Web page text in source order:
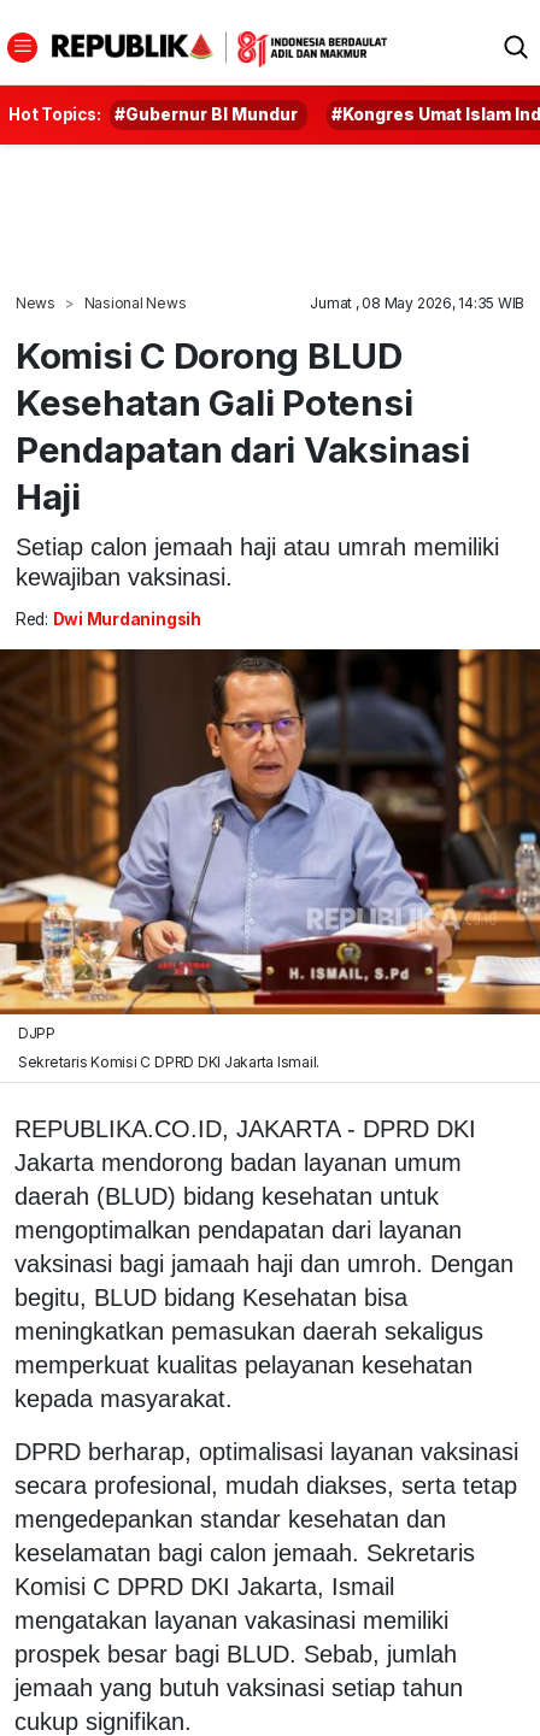
Hot Topics: #Gubernur BI Mundur #Kongres Umat Islam
News Nasional News Jumat , 08 May 2026, 14:35 WIB
Komisi C Dorong BLUD
Kesehatan Gali Potensi
Pendapatan dari Vaksinasi
Haji
Setiap calon jemaah haji atau umrah memiliki
kewajiban vaksinasi.
Red: Dwi Murdaningsih
DJPP
Sekretaris Komisi C DPRD DKI Jakarta Ismail.
REPUBLIKA.CO.ID, JAKARTA - DPRD DKI
Jakarta mendorong badan layanan umum
daerah (BLUD) bidang kesehatan untuk
mengoptimalkan pendapatan dari layanan
vaksinasi bagi jamaah haji dan umroh. Dengan
begitu, BLUD bidang Kesehatan bisa
meningkatkan pemasukan daerah sekaligus
memperkuat kualitas pelayanan kesehatan
kepada masyarakat.
DPRD berharap, optimalisasi layanan vaksinasi
secara profesional, mudah diakses, serta tetap
mengedepankan standar kesehatan dan
keselamatan bagi calon jemaah. Sekretaris
Komisi C DPRD DKI Jakarta, Ismail
mengatakan layanan vakasinasi memiliki
prospek besar bagi BLUD. Sebab, jumlah
jemaah yang butuh vaksinasi setiap tahun
cukup signifikan.